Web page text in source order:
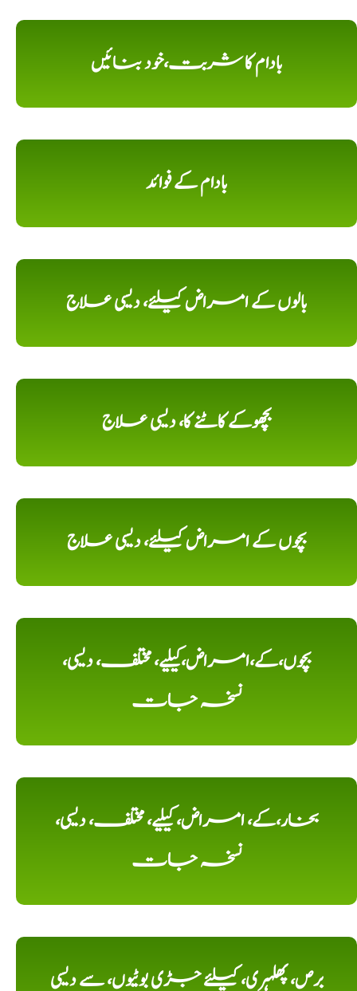
بادام کا شربت،خود بنائیں
بادام کے فوائد
بالوں کے امراض کیلئے، دیسی علاج
بچھوکے کاٹنے کا، دیسی علاج
بچوں کے امراض کیلئے، دیسی علاج
بچوں،کے،امراض،کیلیے، مختلف، دیسی،
نسخہ جات
بخار،کے، امراض، کیلیے، مختلف، دیسی،
نسخہ جات
برص، پھلہری، کیلئے جڑی بوٹیوں، سے دیسی